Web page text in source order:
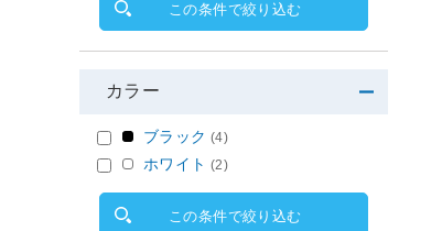
この条件で絞り込む
カラー
ブラック (4)
ホワイト (2)
この条件で絞り込む